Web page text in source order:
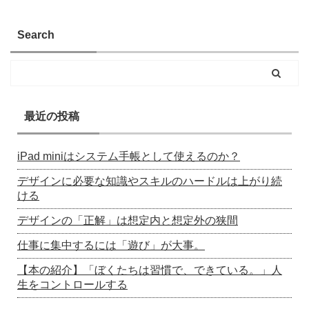
Search
最近の投稿
iPad miniはシステム手帳として使えるのか？
デザインに必要な知識やスキルのハードルは上がり続
ける
デザインの「正解」は想定内と想定外の狭間
仕事に集中するには「遊び」が大事。
【本の紹介】「ぼくたちは習慣で、できている。」人
生をコントロールする